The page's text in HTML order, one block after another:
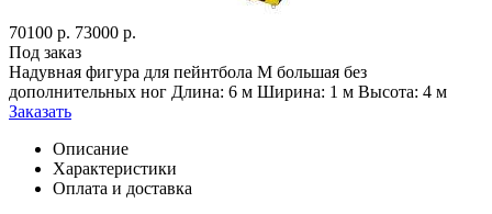
70100 р. 73000 р.
Под заказ
Надувная фигура для пейнтбола М большая без
дополнительных ног Длина: 6 м Ширина: 1 м Высота: 4 м
Заказать
Описание
Характеристики
Оплата и доставка